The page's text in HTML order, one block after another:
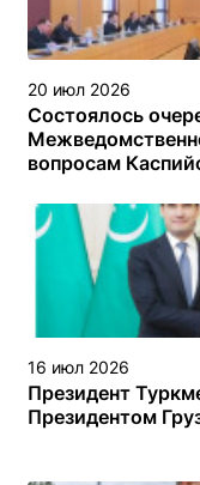
20 июл 2026
Состоялось
вопросам
16 июл 2026
Президент
Президентом